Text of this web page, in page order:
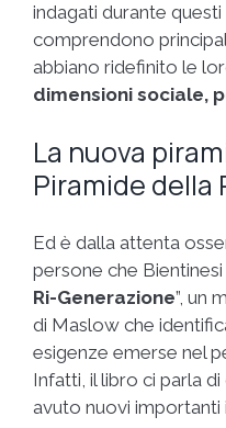
indagati durante questi
comprendono
abbiano ridefinito le
dimensioni sociale,
La nuova
Piramide della
Ed è dalla attenta
persone che Bientinesi
Ri-Generazione”, un
di Maslow che
esigenze emerse nel
Infatti, il libro ci parla
avuto nuovi importanti